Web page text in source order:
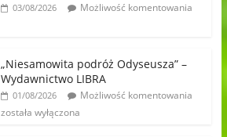
03/08/2026
Możliwość komentowania
„Niesamowita podróż Odyseusza” –
Wydawnictwo LIBRA
01/08/2026
Możliwość komentowania
została wyłączona